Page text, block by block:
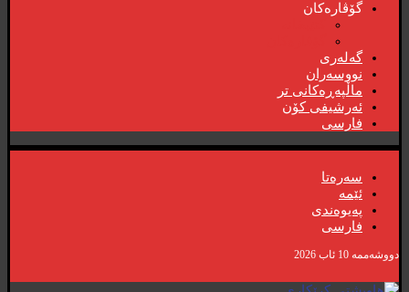
گۆڤارەکان
گەلەری
نووسەران
ماڵپەڕەکانی تر
ئەرشیفی کۆن
فارسی
سەرەتا
ئێمە
پەیوەندی
فارسی
دووشەممە 10 ئاب 2026